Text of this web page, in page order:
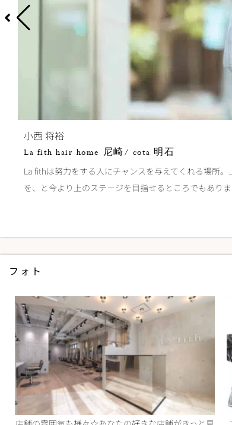
小西 将裕
La fith hair home 尼崎/ cota 明石
La fithは努力をする人にチャンスを与えてくれる場所
を、と今より上のステージを目指せるところでもあり
フォト